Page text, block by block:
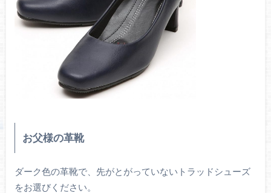
お父様の革靴
ダーク色の革靴で、先がとがっていないトラッドシューズ
をお選びください。